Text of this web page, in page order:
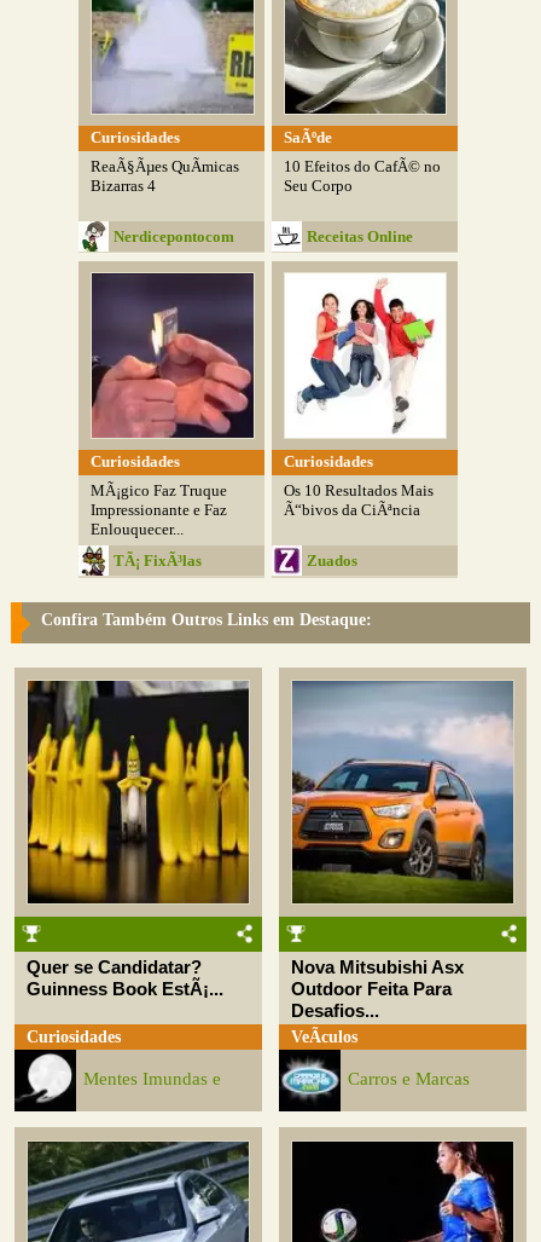
Curiosidades
ReaÃ§Ãµes QuÃ­micas
Bizarras 4
Nerdicepontocom
SaÃºde
10 Efeitos do CafÃ© no
Seu Corpo
Receitas Online
Curiosidades
MÃ¡gico Faz Truque
Impressionante e Faz
Enlouquecer...
TÃ¡ FixÃ³las
Curiosidades
Os 10 Resultados Mais
Ã“bivos da CiÃªncia
Zuados
Confira Também Outros Links em Destaque:
Quer se Candidatar?
Guinness Book EstÃ¡...
Curiosidades
Mentes Imundas e
Nova Mitsubishi Asx
Outdoor Feita Para
Desafios...
VeÃ­culos
Carros e Marcas